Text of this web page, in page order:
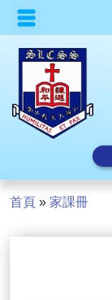
首頁 » 家課冊